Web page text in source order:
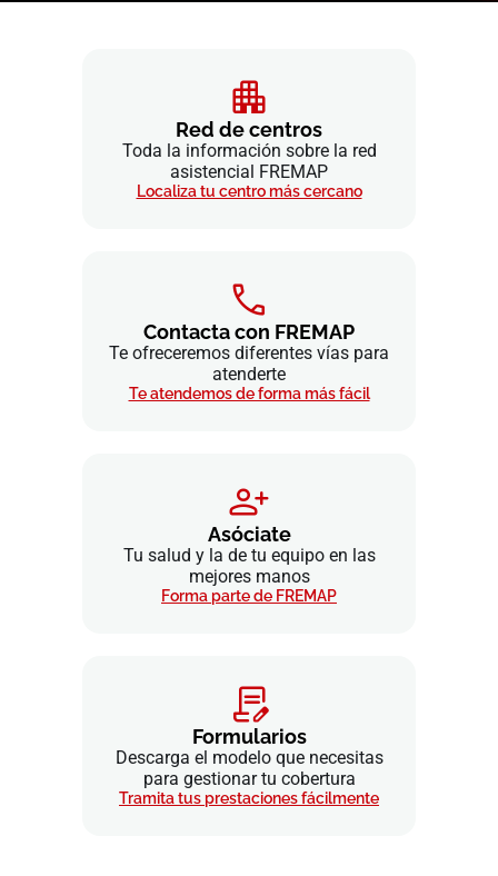
Red de centros
Toda la información sobre la red
asistencial FREMAP
Localiza tu centro más cercano
Contacta con FREMAP
Te ofreceremos diferentes vías para
atenderte
Te atendemos de forma más fácil
Asóciate
Tu salud y la de tu equipo en las
mejores manos
Forma parte de FREMAP
Formularios
Descarga el modelo que necesitas
para gestionar tu cobertura
Tramita tus prestaciones fácilmente